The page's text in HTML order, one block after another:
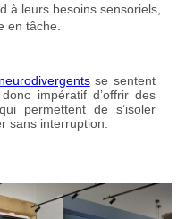
à leurs besoins sensoriels,
en tâche.
se sentent
impératif d’offrir des
permettent de s’isoler
sans interruption.